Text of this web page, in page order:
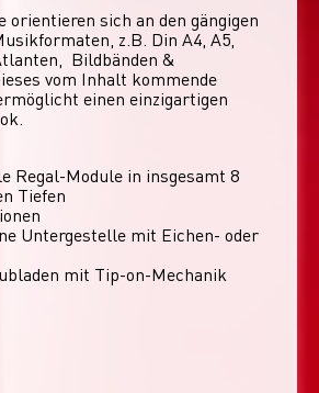
orientieren sich an den gängigen
z.B. Din A4, A5,
Bildbänden &
vom Inhalt kommende
einen einzigartigen
Regal-Module​ in insgesamt 8
Tiefen
Untergestelle mit Eichen- oder
mit Tip-on-Mechanik